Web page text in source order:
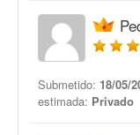
Submetido: 18/05/
estimada: Privado